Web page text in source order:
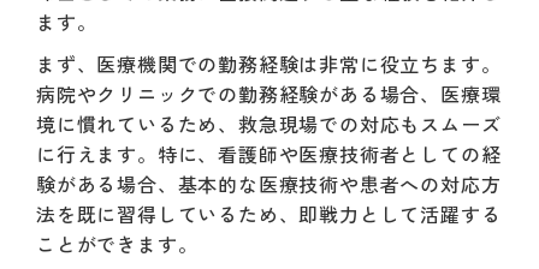
ます。
まず、医療機関での勤務経験は非常に役立ちます。
病院やクリニックでの勤務経験がある場合、医療環
境に慣れているため、救急現場での対応もスムーズ
に行えます。特に、看護師や医療技術者としての経
験がある場合、基本的な医療技術や患者への対応方
法を既に習得しているため、即戦力として活躍する
ことができます。